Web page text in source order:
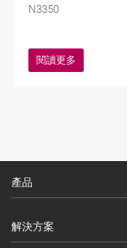
N3350
閱讀更多
產品
解決方案